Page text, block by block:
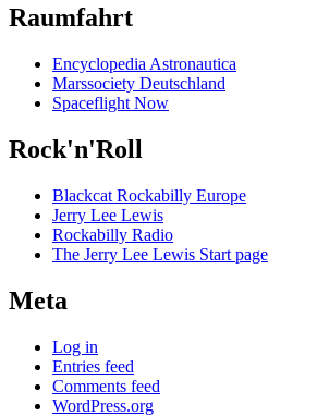
Raumfahrt
Encyclopedia Astronautica
Marssociety Deutschland
Spaceflight Now
Rock'n'Roll
Blackcat Rockabilly Europe
Jerry Lee Lewis
Rockabilly Radio
The Jerry Lee Lewis Start page
Meta
Log in
Entries feed
Comments feed
WordPress.org